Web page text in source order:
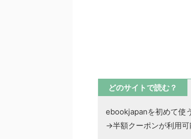
どのサイトで読む？
ebookjapanを初めて使
→半額クーポンが利用可